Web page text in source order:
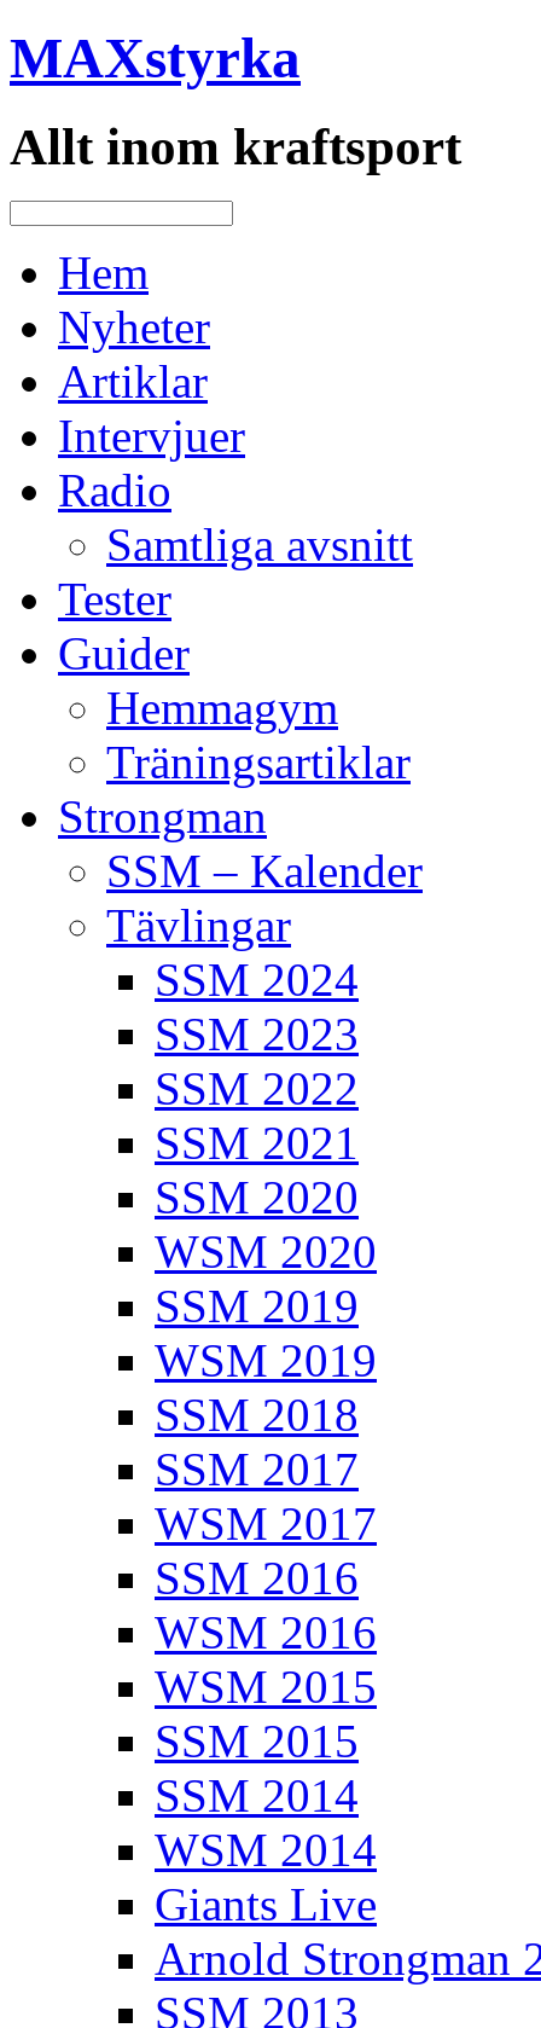
MAXstyrka
Allt inom kraftsport
Hem
Nyheter
Artiklar
Intervjuer
Radio
Samtliga avsnitt
Tester
Guider
Hemmagym
Träningsartiklar
Strongman
SSM – Kalender
Tävlingar
SSM 2024
SSM 2023
SSM 2022
SSM 2021
SSM 2020
WSM 2020
SSM 2019
WSM 2019
SSM 2018
SSM 2017
WSM 2017
SSM 2016
WSM 2016
WSM 2015
SSM 2015
SSM 2014
WSM 2014
Giants Live
Arnold Strongman
SSM 2013